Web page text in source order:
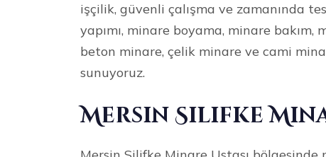
işçilik, güvenli çalışma ve zamanında
yapımı, minare boyama, minare
beton minare, çelik minare ve cami
sunuyoruz.
Mersin Silifke